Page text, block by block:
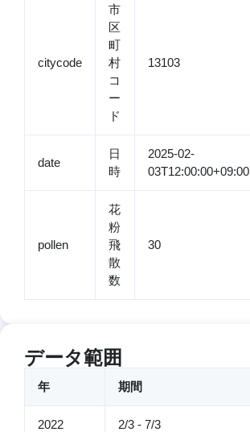
citycode
市
区
町
村
コ
ー
ド
13103
date
日
時
2025-02-
03T12:00:00+09:00
pollen
花
粉
飛
散
数
30
データ範囲
年 期間
2022 2/3 - 7/3